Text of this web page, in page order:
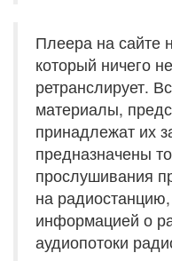
Плеера на сайте
который ничего
ретранслирует.
материалы,
принадлежат их
предназначены
прослушивания
на
информацией о
аудиопотоки